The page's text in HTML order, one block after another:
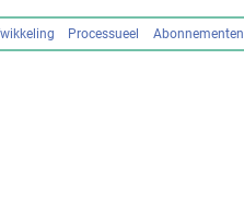
Processueel Abonnementen